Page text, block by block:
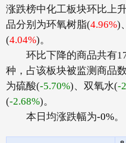
涨跌榜中化工板块环比上
品分别为环氧树脂(4.96%)
(4.04%)。
环比下降的商品共有17
种，占该板块被监测商品
为硫酸(-5.70%)、双氧水(-
(-2.68%)。
本日均涨跌幅为-0%。